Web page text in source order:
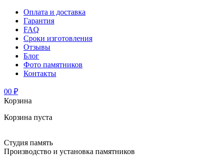
Оплата и доставка
Гарантия
FAQ
Сроки изготовления
Отзывы
Блог
Фото памятников
Контакты
00 ₽
Корзина
Корзина пуста
Студия память
Производство и установка памятников